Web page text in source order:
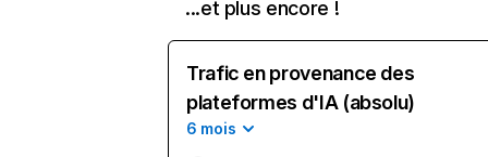
...et plus encore !
Trafic en provenance des
plateformes d'IA (absolu)
6 mois